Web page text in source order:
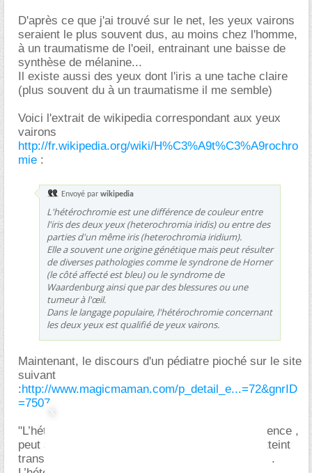
D'après ce que j'ai trouvé sur le net, les yeux vairons
seraient le plus souvent dus, au moins chez l'homme,
à un traumatisme de l'oeil, entrainant une baisse de
synthèse de mélanine...
Il existe aussi des yeux dont l'iris a une tache claire
(plus souvent du à un traumatisme il me semble)
Voici l'extrait de wikipedia correspondant aux yeux
vairons
http://fr.wikipedia.org/wiki/H%C3%A9t%C3%A9rochro
mie :
Envoyé par wikipedia
L'hétérochromie est une différence de couleur entre
l'iris des deux yeux (heterochromia iridis) ou entre des
parties d'un même iris (heterochromia iridium).
Elle a souvent une origine génétique mais peut résulter
de diverses pathologies comme le syndrone de Horner
(le côté affecté est bleu) ou le syndrome de
Waardenburg ainsi que par des blessures ou une
tumeur à l'œil.
Dans le langage populaire, l'hétérochromie concernant
les deux yeux est qualifié de yeux vairons.
Maintenant, le discours d'un pédiatre pioché sur le site
suivant
:http://www.magicmaman.com/p_detail_e...=72&gnrID
=7507
"L’hétérochromie simple , sans aucune conséquence ,
peut se transmettre en dominance : un parent atteint
transmet cette particularité à un enfant sur deux .